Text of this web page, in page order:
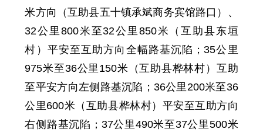
米方向（互助县五十镇承斌商务宾馆路口）、
32公里800米至32公里850米（互助县东垣
村）平安至互助方向全幅路基沉陷；35公里
975米至36公里150米（互助县桦林村）互助
至平安方向左侧路基沉陷；36公里200米至36
公里600米（ 互助县桦林村）平安至互助方向
右侧路基沉陷；37公里490米至37公里500米